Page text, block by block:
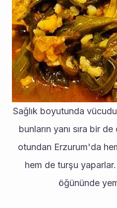
Sağlık boyutunda
bunların yanı sıra bir
otundan Erzurum'da
hem de turşu
öğününde